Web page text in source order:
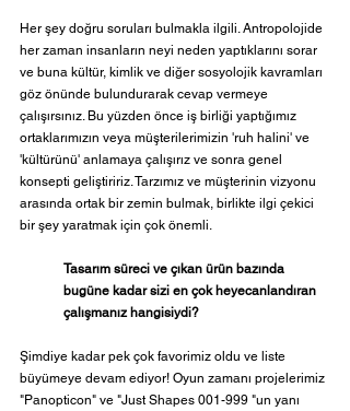
Her şey doğru soruları bulmakla ilgili. Antropolojide
her zaman insanların neyi neden yaptıklarını sorar
ve buna kültür, kimlik ve diğer sosyolojik kavramları
göz önünde bulundurarak cevap vermeye
çalışırsınız. Bu yüzden önce iş birliği yaptığımız
ortaklarımızın veya müşterilerimizin 'ruh halini' ve
'kültürünü' anlamaya çalışırız ve sonra genel
konsepti geliştiririz. Tarzımız ve müşterinin vizyonu
arasında ortak bir zemin bulmak, birlikte ilgi çekici
bir şey yaratmak için çok önemli.
Tasarım süreci ve çıkan ürün bazında
bugüne kadar sizi en çok heyecanlandıran
çalışmanız hangisiydi?
Şimdiye kadar pek çok favorimiz oldu ve liste
büyümeye devam ediyor! Oyun zamanı projelerimiz
"Panopticon" ve "Just Shapes 001-999 "un yanı